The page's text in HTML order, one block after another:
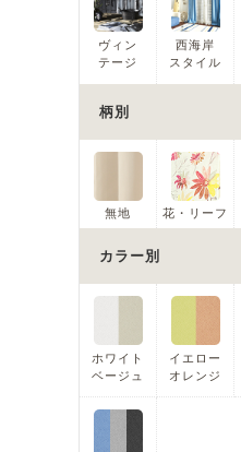
ヴィン
テージ
西海岸
スタイル
柄別
無地 花・リーフ
カラー別
ホワイト
ベージュ
イエロー
オレンジ